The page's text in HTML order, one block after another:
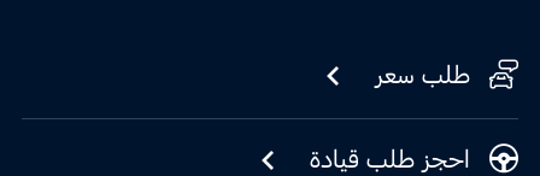
طلب سعر
احجز طلب قيادة